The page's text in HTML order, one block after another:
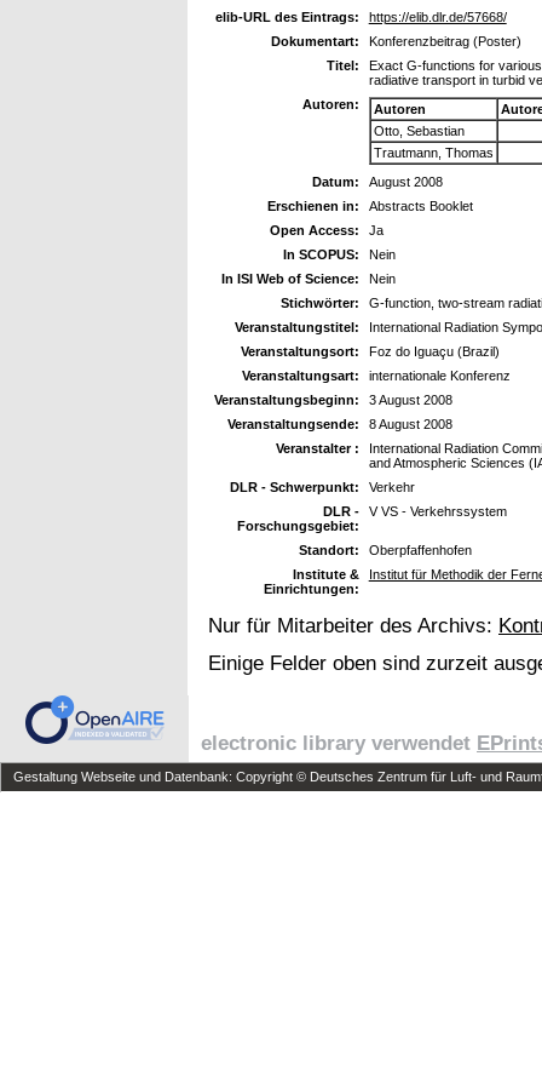
elib-URL des Eintrags:
https://elib.dlr.de/57668/
Dokumentart:
Konferenzbeitrag (Poster)
Titel:
Exact G-functions for
radiative transport in turbid
Autoren:
Autoren
Otto, Sebastian
Trautmann, Thomas
Datum:
August 2008
Erschienen in:
Abstracts Booklet
Open Access:
Ja
In SCOPUS:
Nein
In ISI Web of Science:
Nein
Stichwörter:
G-function, two-stream
Veranstaltungstitel:
International Radiation
Veranstaltungsort:
Foz do Iguaçu (Brazil)
Veranstaltungsart:
internationale Konferenz
Veranstaltungsbeginn:
3 August 2008
Veranstaltungsende:
8 August 2008
Veranstalter :
International Radiation
and Atmospheric Sciences
DLR - Schwerpunkt:
Verkehr
DLR -
Forschungsgebiet:
V VS - Verkehrssystem
Standort:
Oberpfaffenhofen
Institute &
Einrichtungen:
Institut für Methodik der
Nur für Mitarbeiter des Archivs:
Einige Felder oben sind zurzeit
electronic library verwendet
Gestaltung Webseite und Datenbank: Copyright © Deutsches Zentrum für Luft- und